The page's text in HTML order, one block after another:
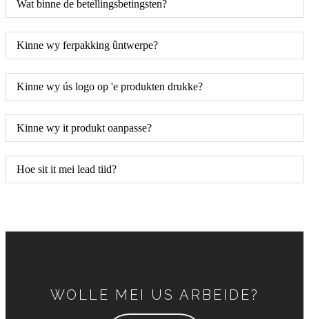
Wat binne de betellingsbetingsten?
Kinne wy ​​ferpakking ûntwerpe?
Kinne wy ​​ús logo op 'e produkten drukke?
Kinne wy ​​it produkt oanpasse?
Hoe sit it mei lead tiid?
WOLLE MEI US ARBEIDE?